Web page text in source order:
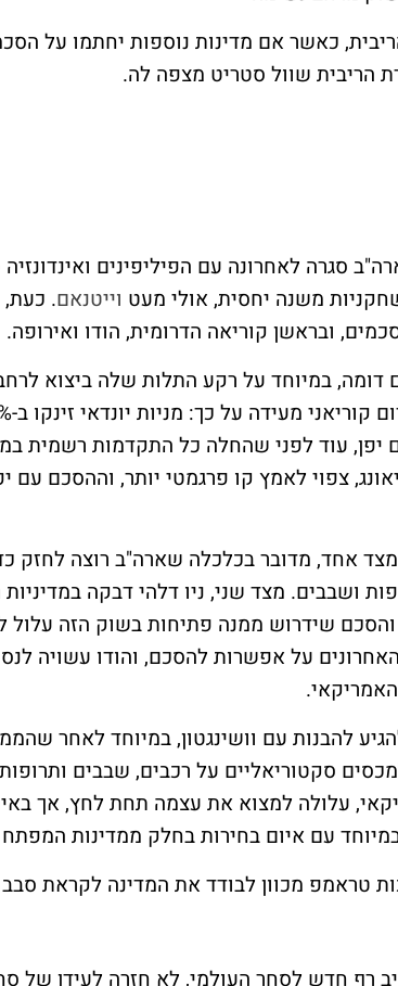
כאשר אם מדינות נוספות יחתמו על
הריבית שוול סטריט מצפה לה.
וייטנאם. כעת,
ובראשן קוריאה הדרומית, הודו ואירופה.
במיוחד על רקע התלות שלה ביצוא
עם יפן, עוד לפני שהחלה כל התקדמות רשמית
צפוי לאמץ קו פרגמטי יותר, וההסכם עם
אחד, מדובר בכלכלה שארה"ב רוצה לחזק
ושבבים. מצד שני, ניו דלהי דבקה
שידרוש ממנה פתיחות בשוק הזה
על אפשרות להסכם, והודו עשויה
להבנות עם וושינגטון, במיוחד לאחר
סקטוריאליים על רכבים, שבבים
עלולה למצוא את עצמה תחת לחץ, אך
עם איום בחירות בחלק ממדינות
טראמפ מכוון לבודד את המדינה לקראת
רף חדש לסחר העולמי, לא חזרה לעידן של